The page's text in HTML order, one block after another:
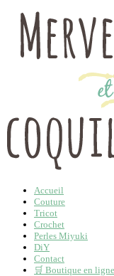
Accueil
Couture
Tricot
Crochet
Perles Miyuki
DiY
Contact
🛒 Boutique en ligne